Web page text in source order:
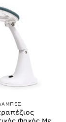
Φακός Με